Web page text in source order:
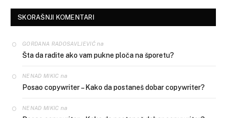
SKORAŠNJI KOMENTARI
GORDANA RADOSAVLJEVIĆna
Šta da radite ako vam pukne ploča na šporetu?
NENAD MIKIC na
Posao copywriter – Kako da postaneš dobar copywriter?
NENAD MIKIC na